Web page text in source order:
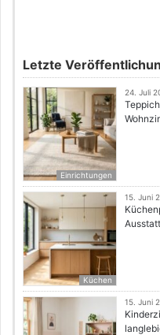
Letzte
Einrichtungen
24. Juli
Küchen
15. Juni
15. Juni